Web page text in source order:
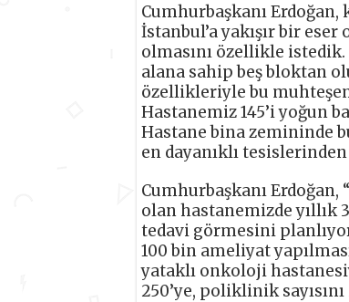
Cumhurbaşkanı
İstanbul’a yakışır bir eser
olmasını özellikle
alana sahip beş bloktan
özellikleriyle bu
Hastanemiz 145’i yoğun
Hastane bina zemininde
en dayanıklı
Cumhurbaşkanı Erdoğan,
olan hastanemizde yıllık
tedavi görmesini
100 bin ameliyat
yataklı onkoloji
250’ye, poliklinik